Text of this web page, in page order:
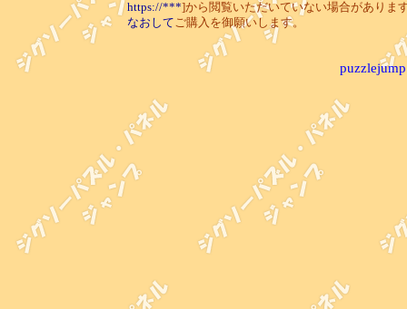
https://***]から閲覧いただいていない場合がありま
なおしてご購入を御願いします。